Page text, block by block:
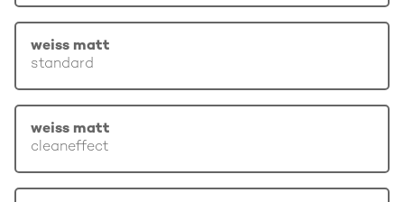
weiss matt
standard
weiss matt
cleaneffect